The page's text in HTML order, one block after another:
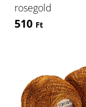
rosegold
510 Ft